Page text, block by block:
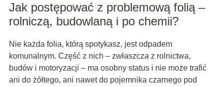
Jak postępować z problemową folią –
rolniczą, budowlaną i po chemii?
Nie każda folia, którą spotykasz, jest odpadem
komunalnym. Część z nich – zwłaszcza z rolnictwa,
budów i motoryzacji – ma osobny status i nie może trafić
ani do żółtego, ani nawet do pojemnika czarnego pod